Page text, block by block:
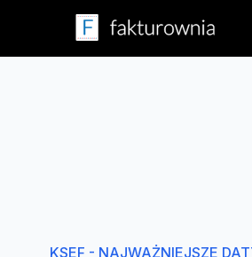
KSEF - NAJWAŻNIEJSZE